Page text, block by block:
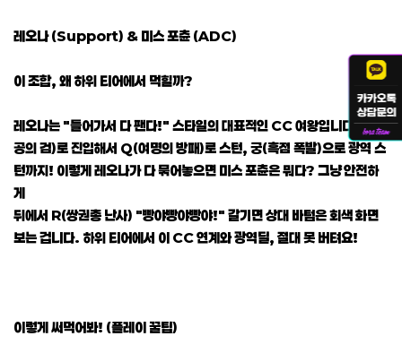
레오나 (Support) & 미스 포츈 (ADC)
이 조합, 왜 하위 티어에서 먹힐까?
레오나는 "들어가서 다 팬다!" 스타일의 대표적인 CC 여왕입니다. E(천
공의 검)로 진입해서 Q(여명의 방패)로 스턴, 궁(흑점 폭발)으로 광역 스
턴까지! 이렇게 레오나가 다 묶어놓으면 미스 포츈은 뭐다? 그냥 안전하
게
뒤에서 R(쌍권총 난사) "빵야빵야빵야!" 갈기면 상대 바텀은 회색 화면
보는 겁니다. 하위 티어에서 이 CC 연계와 광역딜, 절대 못 버텨요!
이렇게 써먹어봐! (플레이 꿀팁)